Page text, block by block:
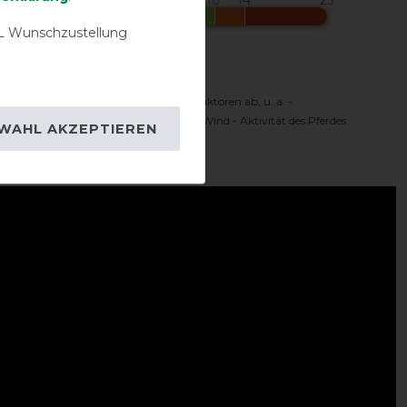
Temperaturbereich hängt von vielen Faktoren ab, u. a. -
- Sonnenschein - Feuchtigkeit - Wind - Aktivität des Pferdes
Wunschzustellung
AKZEPTIEREN